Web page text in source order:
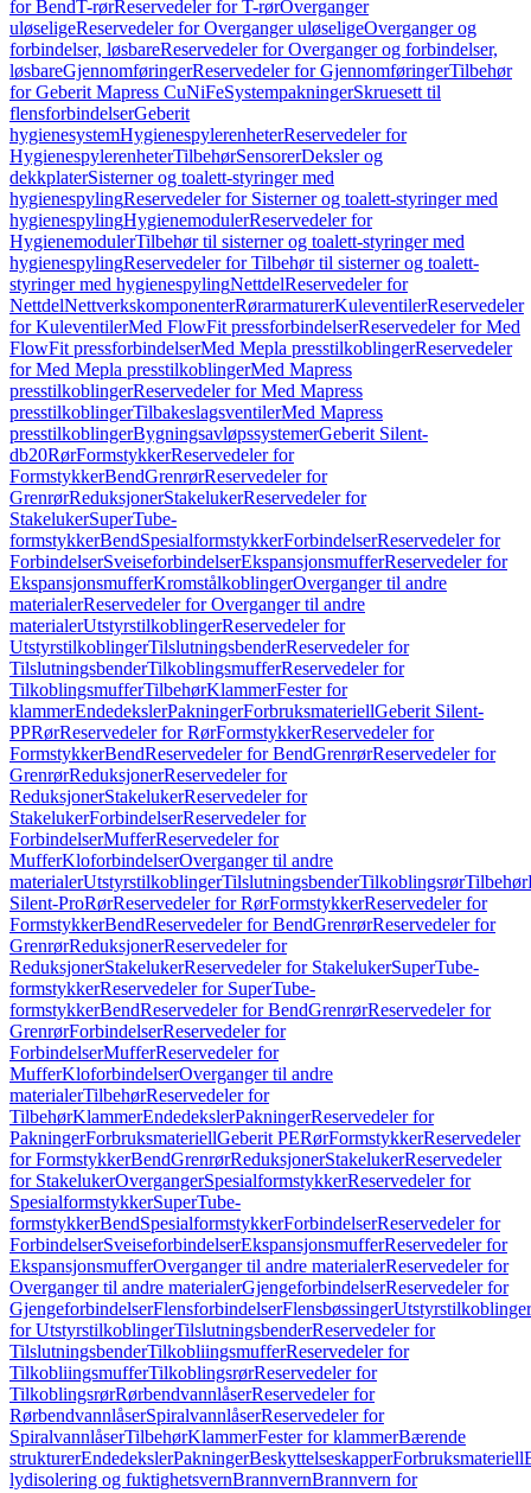
for BendT-rørReservedeler for T-rørOverganger
uløseligeReservedeler for Overganger uløseligeOverganger og
forbindelser, løsbareReservedeler for Overganger og forbindelser,
løsbareGjennomføringerReservedeler for GjennomføringerTilbehør
for Geberit Mapress CuNiFeSystempakningerSkruesett til
flensforbindelserGeberit
hygienesystemHygienespylerenheterReservedeler for
HygienespylerenheterTilbehørSensorerDeksler og
dekkplaterSisterner og toalett-styringer med
hygienespylingReservedeler for Sisterner og toalett-styringer med
hygienespylingHygienemodulerReservedeler for
HygienemodulerTilbehør til sisterner og toalett-styringer med
hygienespylingReservedeler for Tilbehør til sisterner og toalett-
styringer med hygienespylingNettdelReservedeler for
NettdelNettverkskomponenterRørarmaturerKuleventilerReservedeler
for KuleventilerMed FlowFit pressforbindelserReservedeler for Med
FlowFit pressforbindelserMed Mepla presstilkoblingerReservedeler
for Med Mepla presstilkoblingerMed Mapress
presstilkoblingerReservedeler for Med Mapress
presstilkoblingerTilbakeslagsventilerMed Mapress
presstilkoblingerBygningsavløpssystemerGeberit Silent-
db20RørFormstykkerReservedeler for
FormstykkerBendGrenrørReservedeler for
GrenrørReduksjonerStakelukerReservedeler for
StakelukerSuperTube-
formstykkerBendSpesialformstykkerForbindelserReservedeler for
ForbindelserSveiseforbindelserEkspansjonsmufferReservedeler for
EkspansjonsmufferKromstålkoblingerOverganger til andre
materialerReservedeler for Overganger til andre
materialerUtstyrstilkoblingerReservedeler for
UtstyrstilkoblingerTilslutningsbenderReservedeler for
TilslutningsbenderTilkoblingsmufferReservedeler for
TilkoblingsmufferTilbehørKlammerFester for
klammerEndedekslerPakningerForbruksmateriellGeberit Silent-
PPRørReservedeler for RørFormstykkerReservedeler for
FormstykkerBendReservedeler for BendGrenrørReservedeler for
GrenrørReduksjonerReservedeler for
ReduksjonerStakelukerReservedeler for
StakelukerForbindelserReservedeler for
ForbindelserMufferReservedeler for
MufferKloforbindelserOverganger til andre
materialerUtstyrstilkoblingerTilslutningsbenderTilkoblingsrørTilbehør
Silent-ProRørReservedeler for RørFormstykkerReservedeler for
FormstykkerBendReservedeler for BendGrenrørReservedeler for
GrenrørReduksjonerReservedeler for
ReduksjonerStakelukerReservedeler for StakelukerSuperTube-
formstykkerReservedeler for SuperTube-
formstykkerBendReservedeler for BendGrenrørReservedeler for
GrenrørForbindelserReservedeler for
ForbindelserMufferReservedeler for
MufferKloforbindelserOverganger til andre
materialerTilbehørReservedeler for
TilbehørKlammerEndedekslerPakningerReservedeler for
PakningerForbruksmateriellGeberit PERørFormstykkerReservedeler
for FormstykkerBendGrenrørReduksjonerStakelukerReservedeler
for StakelukerOvergangerSpesialformstykkerReservedeler for
SpesialformstykkerSuperTube-
formstykkerBendSpesialformstykkerForbindelserReservedeler for
ForbindelserSveiseforbindelserEkspansjonsmufferReservedeler for
EkspansjonsmufferOverganger til andre materialerReservedeler for
Overganger til andre materialerGjengeforbindelserReservedeler for
GjengeforbindelserFlensforbindelserFlensbøssingerUtstyrstilkoblinger
for UtstyrstilkoblingerTilslutningsbenderReservedeler for
TilslutningsbenderTilkobliingsmufferReservedeler for
TilkobliingsmufferTilkoblingsrørReservedeler for
TilkoblingsrørRørbendvannlåserReservedeler for
RørbendvannlåserSpiralvannlåserReservedeler for
SpiralvannlåserTilbehørKlammerFester for klammerBærende
strukturerEndedekslerPakningerBeskyttelseskapperForbruksmateriell
lydisolering og fuktighetsvernBrannvernBrannvern for